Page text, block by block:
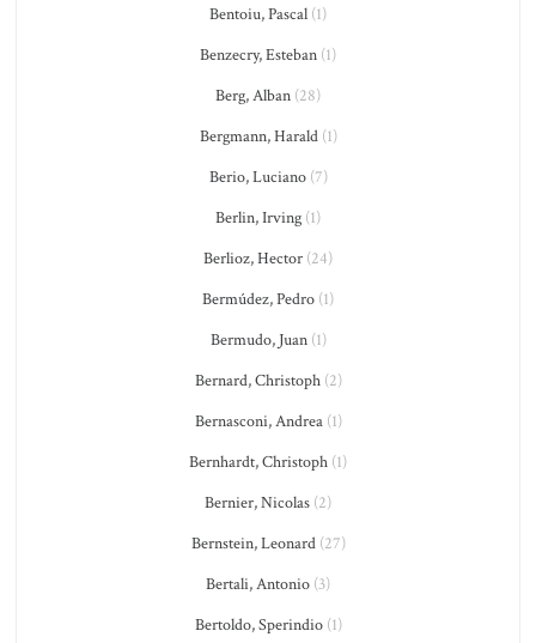
Bentoiu, Pascal (1)
Benzecry, Esteban (1)
Berg, Alban (28)
Bergmann, Harald(1)
Berio, Luciano(7)
Berlin, Irving (1)
Berlioz, Hector (24)
Bermúdez, Pedro (1)
Bermudo, Juan(1)
Bernard, Christoph(2)
Bernasconi, Andrea(1)
Bernhardt, Christoph (1)
Bernier, Nicolas (2)
Bernstein, Leonard(27)
Bertali, Antonio (3)
Bertoldo, Sperindio(1)